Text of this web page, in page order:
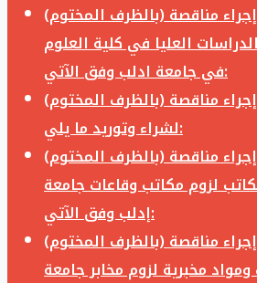
مناقصة (بالظرف المختوم)
العليا في كلية العلوم
في جامعة ادلب وفق الآتي:
مناقصة (بالظرف المختوم)
لشراء وتوريد ما يلي:
مناقصة (بالظرف المختوم)
لزوم مكاتب وقاعات جامعة
إدلب وفق الآتي:
مناقصة (بالظرف المختوم)
مخبرية لزوم مخابر جامعة